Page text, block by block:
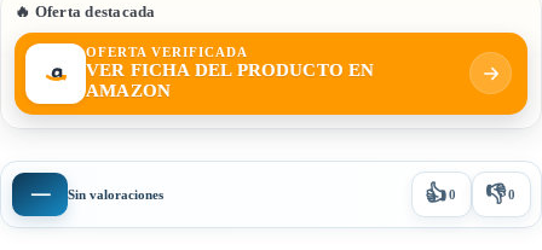
🔥 Oferta destacada
OFERTA VERIFICADA
VER FICHA DEL PRODUCTO EN
AMAZON
— Sin valoraciones 👍0 👎0